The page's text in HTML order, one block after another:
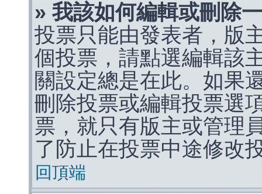
» 我該如何編輯或刪除
投票只能由發表者，版
個投票，請點選編輯該
關設定總是在此。如果
刪除投票或編輯投票選
票，就只有版主或管理
了防止在投票中途修改
回頂端